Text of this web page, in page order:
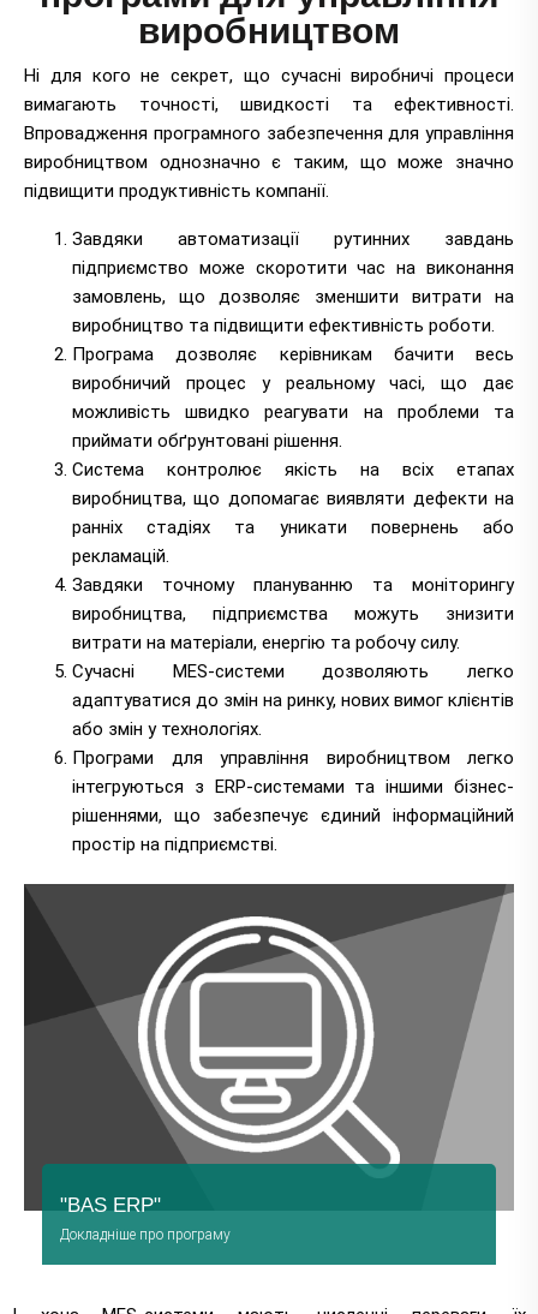
виробництвом
Ні для кого не секрет, що сучасні виробничі процеси
вимагають точності, швидкості та ефективності.
Впровадження програмного забезпечення для управління
виробництвом однозначно є таким, що може значно
підвищити продуктивність компанії.
Завдяки автоматизації рутинних завдань
підприємство може скоротити час на виконання
замовлень, що дозволяє зменшити витрати на
виробництво та підвищити ефективність роботи.
Програма дозволяє керівникам бачити весь
виробничий процес у реальному часі, що дає
можливість швидко реагувати на проблеми та
приймати обґрунтовані рішення.
Система контролює якість на всіх етапах
виробництва, що допомагає виявляти дефекти на
ранніх стадіях та уникати повернень або
рекламацій.
Завдяки точному плануванню та моніторингу
виробництва, підприємства можуть знизити
витрати на матеріали, енергію та робочу силу.
Сучасні MES-системи дозволяють легко
адаптуватися до змін на ринку, нових вимог клієнтів
або змін у технологіях.
Програми для управління виробництвом легко
інтегруються з ERP-системами та іншими бізнес-
рішеннями, що забезпечує єдиний інформаційний
простір на підприємстві.
"BAS ERP"
Докладніше про програму